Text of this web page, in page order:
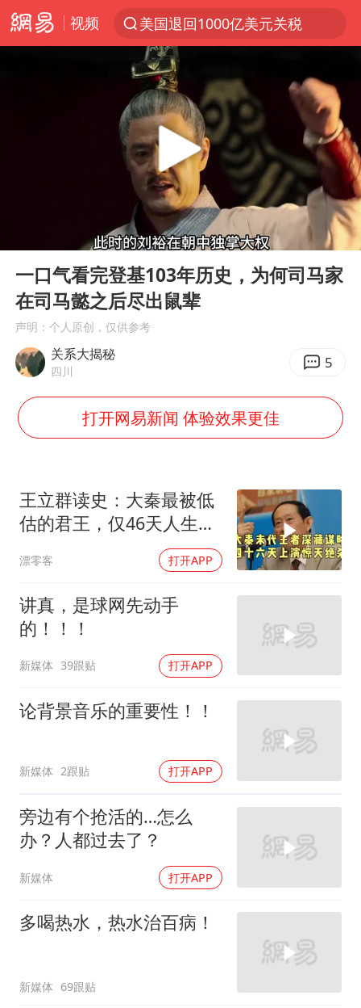
视频
美国退回1000亿美元关税
探寻“技能+”促就业创业新路
李亚鹏向地铁吐血女孩捐99999元
被泰航拒载中国乘客：免费改签没兑现
台风白海豚可能在浙江登陆
38岁山东财大教授刘海明逝世
因凡蒂诺首次公开道歉
13岁少年白天写作业晚上夜市炒粉
《Monica》填词人黎彼得去世
FIFA官方支持因凡蒂诺
谷歌首席科学家Jeff Dean离职创业
人贩子“梅姨”真实姓名曝光
如何把百年大党建设得更加坚强有力
多专业取消艺考 文化工作者要有文化
41岁女子为鼓励女儿考上985研究生
Play
05:51
一口气看完登基103年历史，为何司马家
在司马懿之后尽出鼠辈
声明：个人原创，仅供参考
关系大揭秘
四川 5
打开网易新闻 体验效果更佳
王立群读史：大秦最被低
估的君王，仅46天人生，
漂零客 打开APP
讲真，是球网先动手
的！！！
新媒体 39跟贴 打开APP
论背景音乐的重要性！！
新媒体 2跟贴 打开APP
旁边有个抢活的…怎么
办？人都过去了？
新媒体 打开APP
多喝热水，热水治百病！
新媒体 69跟贴